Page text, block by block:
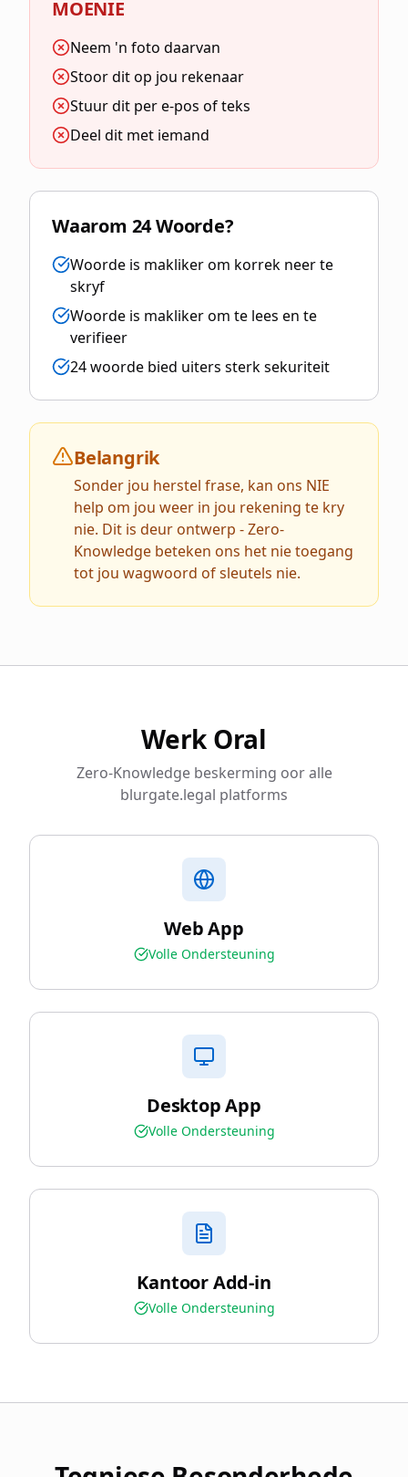
MOENIE
Neem 'n foto daarvan
Stoor dit op jou rekenaar
Stuur dit per e-pos of teks
Deel dit met iemand
Waarom 24 Woorde?
Woorde is makliker om korrek neer te
skryf
Woorde is makliker om te lees en te
verifieer
24 woorde bied uiters sterk sekuriteit
Belangrik
Sonder jou herstel frase, kan ons NIE
help om jou weer in jou rekening te kry
nie. Dit is deur ontwerp - Zero-
Knowledge beteken ons het nie toegang
tot jou wagwoord of sleutels nie.
Werk Oral
Zero-Knowledge beskerming oor alle
blurgate.legal platforms
Web App
Volle Ondersteuning
Desktop App
Volle Ondersteuning
Kantoor Add-in
Volle Ondersteuning